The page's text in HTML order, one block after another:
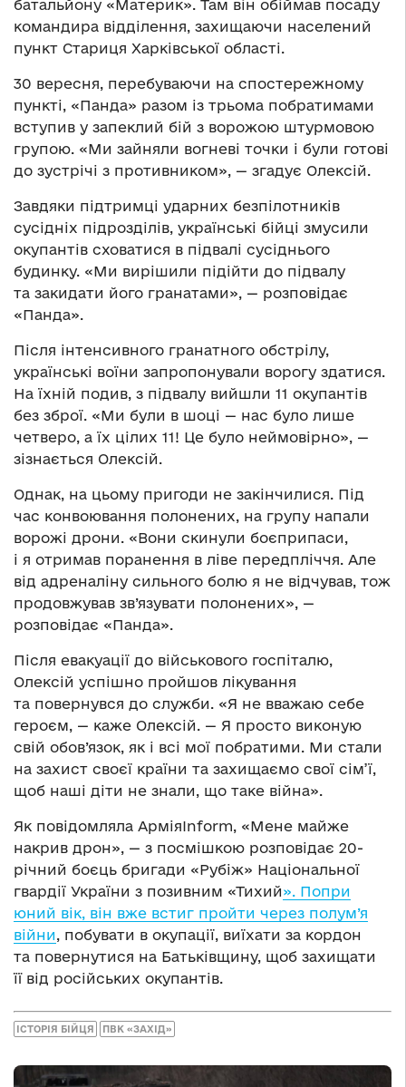
батальйону «Материк». Там він обіймав посаду
командира відділення, захищаючи населений
пункт Стариця Харківської області.
30 вересня, перебуваючи на спостережному
пункті, «Панда» разом із трьома побратимами
вступив у запеклий бій з ворожою штурмовою
групою. «Ми зайняли вогневі точки і були готові
до зустрічі з противником», — згадує Олексій.
Завдяки підтримці ударних безпілотників
сусідніх підрозділів, українські бійці змусили
окупантів сховатися в підвалі сусіднього
будинку. «Ми вирішили підійти до підвалу
та закидати його гранатами», — розповідає
«Панда».
Після інтенсивного гранатного обстрілу,
українські воїни запропонували ворогу здатися.
На їхній подив, з підвалу вийшли 11 окупантів
без зброї. «Ми були в шоці — нас було лише
четверо, а їх цілих 11! Це було неймовірно», —
зізнається Олексій.
Однак, на цьому пригоди не закінчилися. Під
час конвоювання полонених, на групу напали
ворожі дрони. «Вони скинули боєприпаси,
і я отримав поранення в ліве передпліччя. Але
від адреналіну сильного болю я не відчував, тож
продовжував зв’язувати полонених», —
розповідає «Панда».
Після евакуації до військового госпіталю,
Олексій успішно пройшов лікування
та повернувся до служби. «Я не вважаю себе
героєм, — каже Олексій. — Я просто виконую
свій обов’язок, як і всі мої побратими. Ми стали
на захист своєї країни та захищаємо свої сім’ї,
щоб наші діти не знали, що таке війна».
Як повідомляла АрміяInform, «Мене майже
накрив дрон», — з посмішкою розповідає 20-
річний боєць бригади «Рубіж» Національної
гвардії України з позивним «Тихий». Попри
юний вік, він вже встиг пройти через полум’я
війни, побувати в окупації, виїхати за кордон
та повернутися на Батьківщину, щоб захищати
її від російських окупантів.
ІСТОРІЯ БІЙЦЯ ПВК «ЗАХІД»